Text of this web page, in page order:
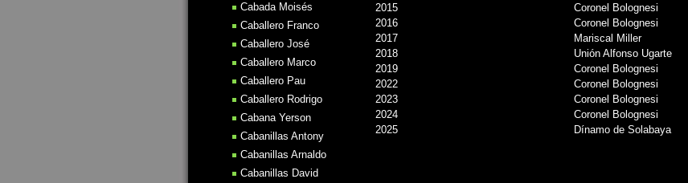
2015
Coronel Bolognesi
2016
Coronel Bolognesi
2017
Mariscal Miller
2018
Unión Alfonso Ugarte
2019
Coronel Bolognesi
2022
Coronel Bolognesi
2023
Coronel Bolognesi
2024
Coronel Bolognesi
2025
Dínamo de Solabaya
Cabada Moisés
Caballero Franco
Caballero José
Caballero Marco
Caballero Pau
Caballero Rodrigo
Cabana Yerson
Cabanillas Antony
Cabanillas Arnaldo
Cabanillas David